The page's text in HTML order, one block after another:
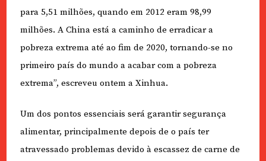
para 5,51 milhões, quando em 2012 eram 98,99
milhões. A China está a caminho de erradicar a
pobreza extrema até ao fim de 2020, tornando-se no
primeiro país do mundo a acabar com a pobreza
extrema”, escreveu ontem a Xinhua.
Um dos pontos essenciais será garantir segurança
alimentar, principalmente depois de o país ter
atravessado problemas devido à escassez de carne de